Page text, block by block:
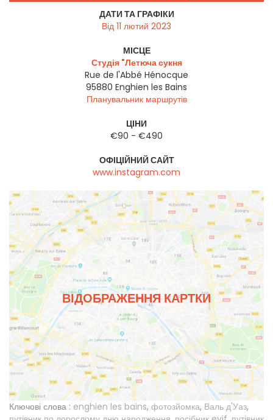
ДАТИ ТА ГРАФІКИ
Від 11 лютий 2023
МІСЦЕ
Студія "Летюча сукня
Rue de l'Abbé Hénocque
95880 Enghien les Bains
Планувальник маршрутів
ЦІНИ
€90 - €490
ОФІЦІЙНИЙ САЙТ
www.instagram.com
ВІДОБРАЖЕННЯ КАРТКИ
Ключові слова : enghien les bains, фотозйомка, Валь д'Уаз,